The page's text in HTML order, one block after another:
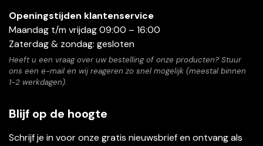
Openingstijden klantenservice
Maandag t/m vrijdag 09:00 – 16:00
Zaterdag & zondag: gesloten
Heeft u een vraag over uw bestelling of onze producten? Stuur
ons een e-mail en wij reageren zo snel mogelijk (meestal binnen
1-2 werkdagen).
Blijf op de hoogte
Schrijf je in voor onze gratis nieuwsbrief en ontvang als